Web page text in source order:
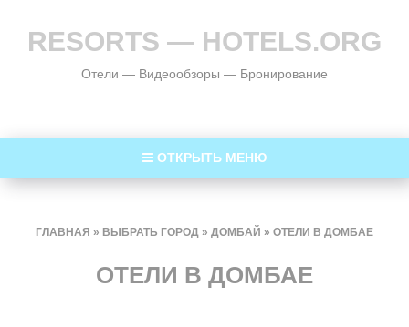
RESORTS — HOTELS.ORG
Отели — Видеообзоры — Бронирование
ОТКРЫТЬ МЕНЮ
ГЛАВНАЯ » ВЫБРАТЬ ГОРОД » ДОМБАЙ » ОТЕЛИ В ДОМБАЕ
ОТЕЛИ В ДОМБАЕ